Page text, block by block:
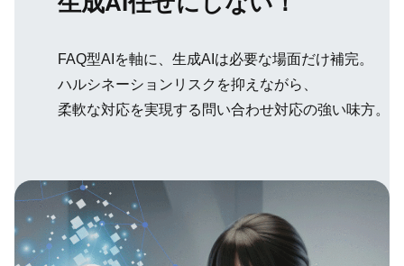
FAQ型AIを軸に、生成AIは必要な場面だけ補完。
ハルシネーションリスクを抑えながら、
柔軟な対応を実現する問い合わせ対応の強い味方。